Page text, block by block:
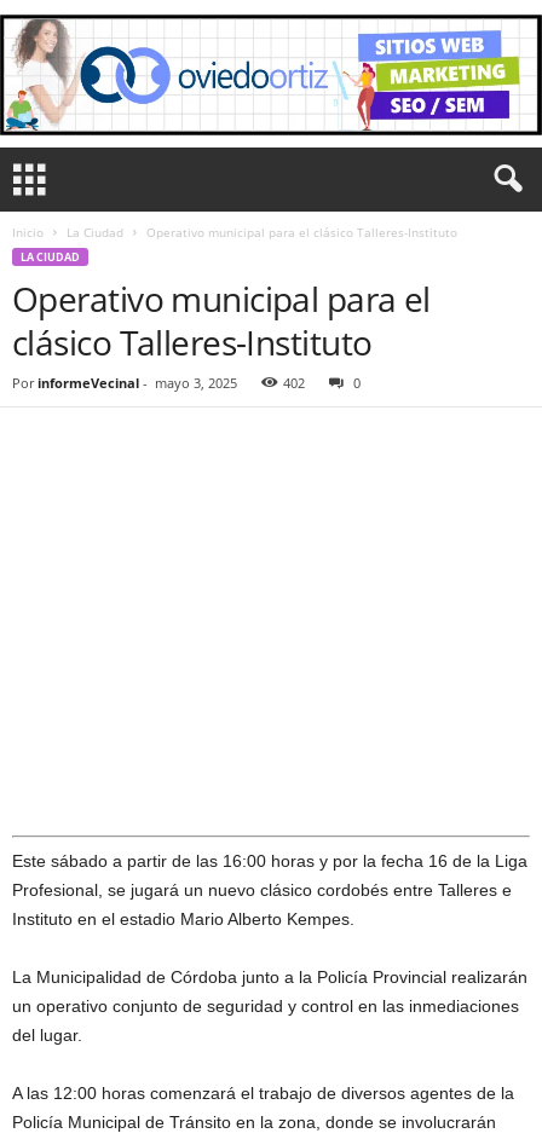
Inicio La Ciudad Operativo municipal para el clásico Talleres-Instituto
LA CIUDAD
Operativo municipal para el
clásico Talleres-Instituto
Por informeVecinal - mayo 3, 2025 402 0
Este sábado a partir de las 16:00 horas y por la fecha 16 de la Liga
Profesional, se jugará un nuevo clásico cordobés entre Talleres e
Instituto en el estadio Mario Alberto Kempes.
La Municipalidad de Córdoba junto a la Policía Provincial realizarán
un operativo conjunto de seguridad y control en las inmediaciones
del lugar.
A las 12:00 horas comenzará el trabajo de diversos agentes de la
Policía Municipal de Tránsito en la zona, donde se involucrarán